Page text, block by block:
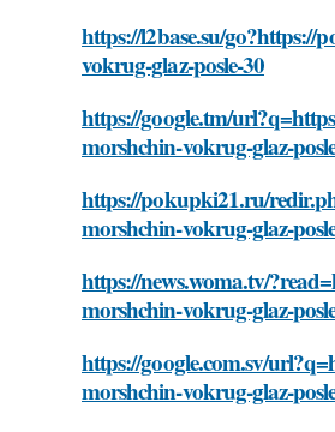
https://l2base.su/go?https://
vokrug-glaz-posle-30
https://google.tm/
morshchin-vokrug-glaz-
https://pokupki21.ru/
morshchin-vokrug-glaz-
https://news.woma.tv/
morshchin-vokrug-glaz-
https://google.com.sv/
morshchin-vokrug-glaz-